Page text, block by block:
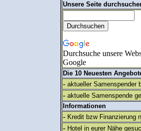
Unsere Seite
Durchsuche unsere
Google
Die 10 Neuesten
- aktueller Samenspender
- aktuelle Samenspende
Informationen
- Kredit bzw Finanzierung
- Hotel in eurer Nähe